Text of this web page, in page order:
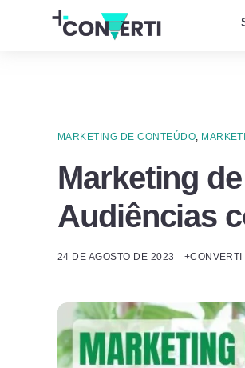
MARKETING DE CONTEÚDO
Marketing
Audiências
24 DE AGOSTO DE 2023 +CONVERTI